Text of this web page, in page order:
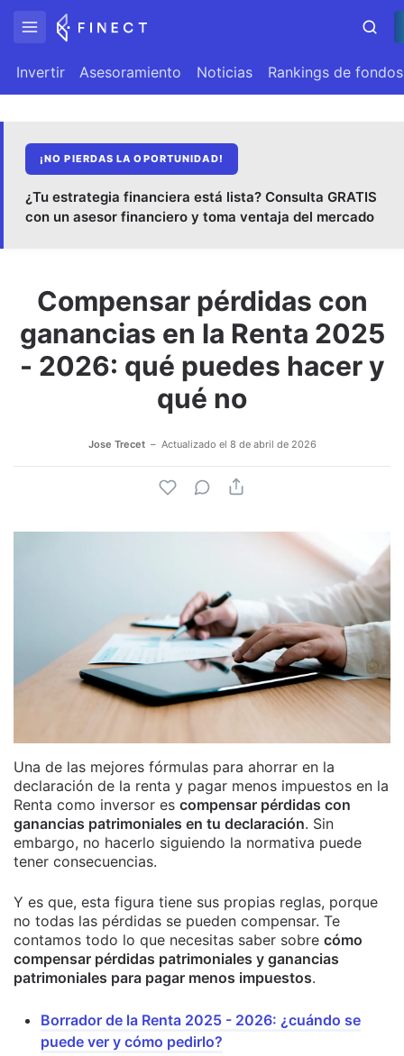
Invertir Asesoramiento Noticias Rankings de fondos
¡NO PIERDAS LA OPORTUNIDAD!
¿Tu estrategia financiera está lista? Consulta GRATIS
con un asesor financiero y toma ventaja del mercado
Compensar pérdidas con
ganancias en la Renta 2025
- 2026: qué puedes hacer y
qué no
Jose Trecet Actualizado el 8 de abril de 2026
Una de las mejores fórmulas para ahorrar en la
declaración de la renta y pagar menos impuestos en la
Renta como inversor es compensar pérdidas con
ganancias patrimoniales en tu declaración. Sin
embargo, no hacerlo siguiendo la normativa puede
tener consecuencias.
Y es que, esta figura tiene sus propias reglas, porque
no todas las pérdidas se pueden compensar. Te
contamos todo lo que necesitas saber sobre cómo
compensar pérdidas patrimoniales y ganancias
patrimoniales para pagar menos impuestos.
Borrador de la Renta 2025 - 2026: ¿cuándo se
puede ver y cómo pedirlo?